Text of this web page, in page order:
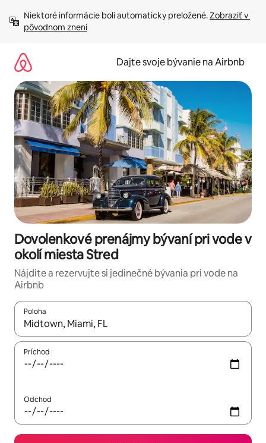
obsah.
Niektoré informácie boli automaticky preložené. Zobraziť v
pôvodnom znení
Dajte svoje bývanie na Airbnb
Dovolenkové prenájmy bývaní pri vode v
okolí miesta Stred
Nájdite a rezervujte si jedinečné bývania pri vode na
Airbnb
Poloha
Keď budú výsledky k dispozícii, môžete si ich prechádzať
Príchod
Odchod